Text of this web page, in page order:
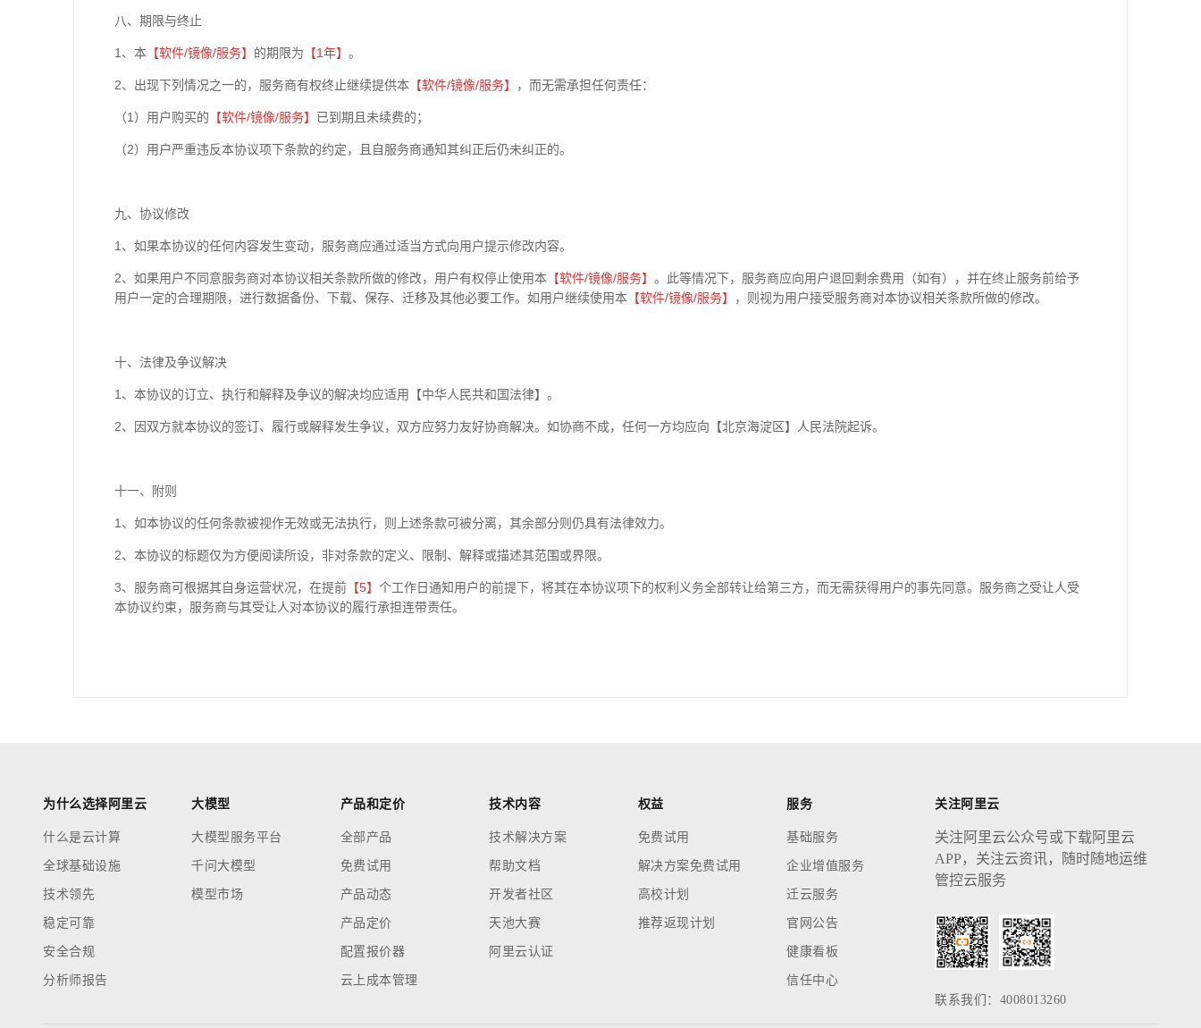
八、期限与终止
1、本 【软件/镜像/服务】 的期限为 【1年】 。
2、出现下列情况之一的，服务商有权终止继续提供本 【软件/镜像/服务】 ，而无需承担任何责任：
（1）用户购买的 【软件/镜像/服务】 已到期且未续费的；
（2）用户严重违反本协议项下条款的约定，且自服务商通知其纠正后仍未纠正的。
九、协议修改
1、如果本协议的任何内容发生变动，服务商应通过适当方式向用户提示修改内容。
2、如果用户不同意服务商对本协议相关条款所做的修改，用户有权停止使用本 【软件/镜像/服务】 。此等情况下，服务商应向用户退回剩余费用（如有），并在终止服务前给予
用户一定的合理期限，进行数据备份、下载、保存、迁移及其他必要工作。如用户继续使用本 【软件/镜像/服务】 ，则视为用户接受服务商对本协议相关条款所做的修改。
十、法律及争议解决
1、本协议的订立、执行和解释及争议的解决均应适用【中华人民共和国法律】。
2、因双方就本协议的签订、履行或解释发生争议，双方应努力友好协商解决。如协商不成，任何一方均应向【北京海淀区】人民法院起诉。
十一、附则
1、如本协议的任何条款被视作无效或无法执行，则上述条款可被分离，其余部分则仍具有法律效力。
2、本协议的标题仅为方便阅读所设，非对条款的定义、限制、解释或描述其范围或界限。
3、服务商可根据其自身运营状况，在提前 【5】 个工作日通知用户的前提下，将其在本协议项下的权利义务全部转让给第三方，而无需获得用户的事先同意。服务商之受让人受
本协议约束，服务商与其受让人对本协议的履行承担连带责任。
为什么选择阿里云
什么是云计算
全球基础设施
技术领先
稳定可靠
安全合规
分析师报告
大模型
大模型服务平台
千问大模型
模型市场
产品和定价
全部产品
免费试用
产品动态
产品定价
配置报价器
云上成本管理
技术内容
技术解决方案
帮助文档
开发者社区
天池大赛
阿里云认证
权益
免费试用
解决方案免费试用
高校计划
推荐返现计划
服务
基础服务
企业增值服务
迁云服务
官网公告
健康看板
信任中心
关注阿里云
关注阿里云公众号或下载阿里云
APP，关注云资讯，随时随地运维
管控云服务
联系我们：4008013260